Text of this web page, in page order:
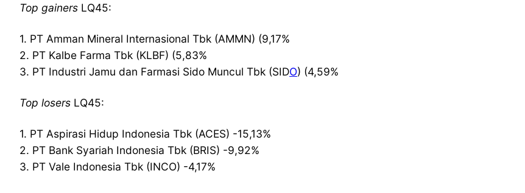
Top gainers LQ45:
1. PT Amman Mineral Internasional Tbk (AMMN) (9,17%
2. PT Kalbe Farma Tbk (KLBF) (5,83%
3. PT Industri Jamu dan Farmasi Sido Muncul Tbk (SIDO) (4,59%
Top losers LQ45:
1. PT Aspirasi Hidup Indonesia Tbk (ACES) -15,13%
2. PT Bank Syariah Indonesia Tbk (BRIS) -9,92%
3. PT Vale Indonesia Tbk (INCO) -4,17%